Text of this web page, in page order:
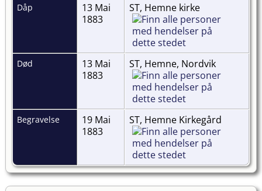
Dåp
13 Mai
1883
ST, Hemne kirke
Død
13 Mai
1883
ST, Hemne, Nordvik
Begravelse
19 Mai
1883
ST, Hemne Kirkegård